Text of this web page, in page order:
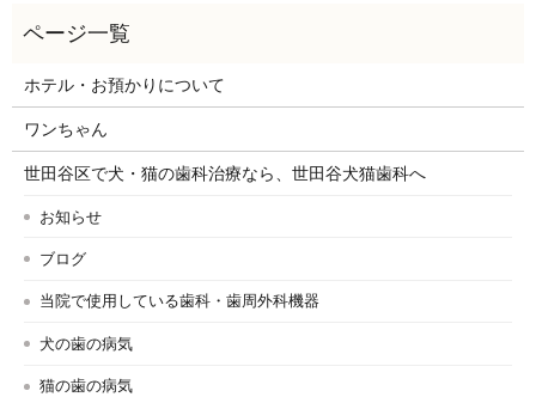
ホテル・お預かりについて
ワンちゃん
世田谷区で犬・猫の歯科治療なら、世田谷犬猫歯科へ
お知らせ
ブログ
当院で使用している歯科・歯周外科機器
犬の歯の病気
猫の歯の病気